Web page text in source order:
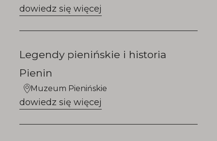
dowiedz się więcej
Legendy pienińskie i historia
Pienin
Muzeum Pienińskie
dowiedz się więcej